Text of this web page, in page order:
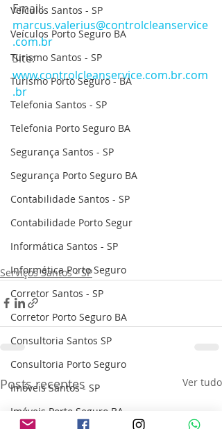
Veículos Santos - SP
Veículos Porto Seguro BA
Turismo Santos - SP
Turismo Porto Seguro - BA
Telefonia Santos - SP
Telefonia Porto Seguro BA
Segurança Santos - SP
Segurança Porto Seguro BA
Contabilidade Santos - SP
Contabilidade Porto Segur
Informática Santos - SP
Informática Porto Seguro
Corretor Santos - SP
Corretor Porto Seguro BA
Consultoria Santos SP
Consultoria Porto Seguro
Imóveis Santos - SP
Imóveis Porto Seguro BA
Email:
marcus.valerius@controlcleanservice
.com.br
Site:
www.controlcleanservice.com.br.com
.br
Serviços Santos - SP
Posts recentes Ver tudo